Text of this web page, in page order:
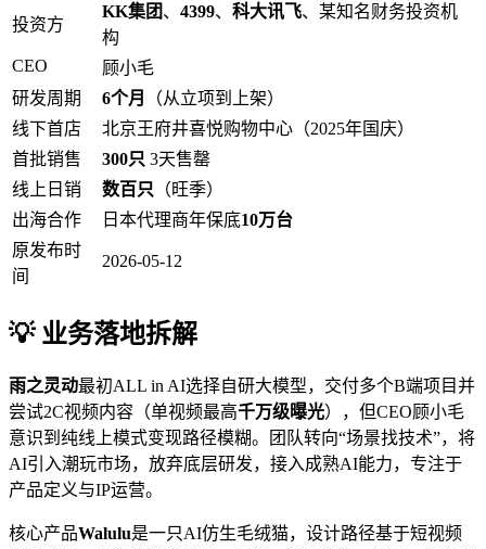
投资方
KK集团、 4399、 科大讯飞、某知名财务投资机
构
CEO
顾小毛
研发周期
6个月
（从立项到上架）
线下首店
北京王府井喜悦购物中心（2025年国庆）
首批销售
300只 3天售罄
线上日销
数百只 （旺季）
出海合作
日本代理商年保底10万台
原发布时
间
2026-05-12
💡 业务落地拆解
雨之灵动最初ALL in AI选择自研大模型，交付多个B端项目并
尝试2C视频内容（单视频最高千万级曝光），但CEO顾小毛
意识到纯线上模式变现路径模糊。团队转向“场景找技术”，将
AI引入潮玩市场，放弃底层研发，接入成熟AI能力，专注于
产品定义与IP运营。
核心产品Walulu是一只AI仿生毛绒猫，设计路径基于短视频